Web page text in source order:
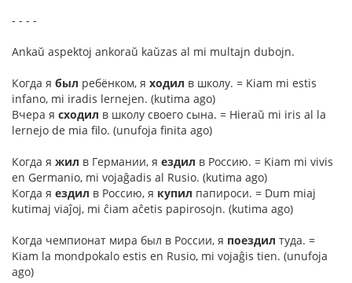
- - - -
Ankaŭ aspektoj ankoraŭ kaŭzas al mi multajn dubojn.
Когда я был ребёнком, я ходил в школу. = Kiam mi estis
infano, mi iradis lernejen. (kutima ago)
Вчера я сходил в школу своего сына. = Hieraŭ mi iris al la
lernejo de mia filo. (unufoja finita ago)
Когда я жил в Германии, я ездил в Россию. = Kiam mi vivis
en Germanio, mi vojaĝadis al Rusio. (kutima ago)
Когда я ездил в Россию, я купил папироси. = Dum miaj
kutimaj viaĵoj, mi ĉiam aĉetis papirosojn. (kutima ago)
Когда чемпионат мира был в России, я поездил туда. =
Kiam la mondpokalo estis en Rusio, mi vojaĝis tien. (unufoja
ago)